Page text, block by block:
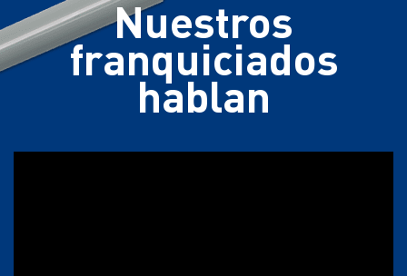
Nuestros
franquiciados
hablan